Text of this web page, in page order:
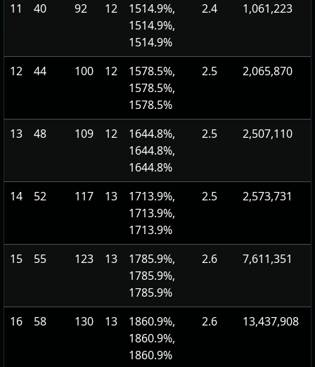
11 40 92 12
1514.9%,
1514.9%,
1514.9%
2.4 1,061,223
12 44 100 12
1578.5%,
1578.5%,
1578.5%
2.5 2,065,870
13 48 109 12
1644.8%,
1644.8%,
1644.8%
2.5 2,507,110
14 52 117 13
1713.9%,
1713.9%,
1713.9%
2.5 2,573,731
15 55 123 13
1785.9%,
1785.9%,
1785.9%
2.6 7,611,351
16 58 130 13
1860.9%,
1860.9%,
1860.9%
2.6 13,437,908